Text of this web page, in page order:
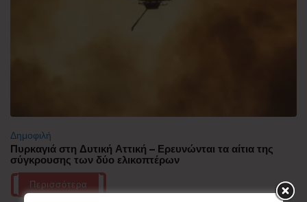
Δημοφιλή
Πυρκαγιά στη Δυτική Αττική – Ερευνώνται τα αίτια της
σύγκρουσης των δύο ελικοπτέρων
Περισσότερα